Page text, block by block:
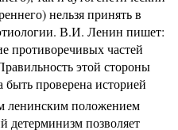
нельзя принять в
В.И. Ленин пишет:
противоречивых частей
этой стороны
проверена историей
ленинским положением
детерминизм позволяет